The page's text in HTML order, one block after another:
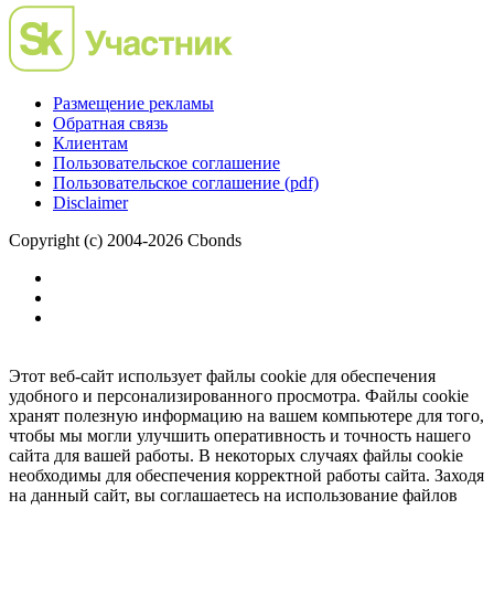
Размещение рекламы
Обратная связь
Клиентам
Пользовательское соглашение
Пользовательское соглашение (pdf)
Disclaimer
Copyright (c) 2004-2026 Cbonds
Этот веб-сайт использует файлы cookie для обеспечения
удобного и персонализированного просмотра. Файлы cookie
хранят полезную информацию на вашем компьютере для того,
чтобы мы могли улучшить оперативность и точность нашего
сайта для вашей работы. В некоторых случаях файлы cookie
необходимы для обеспечения корректной работы сайта. Заходя
на данный сайт, вы соглашаетесь на использование файлов